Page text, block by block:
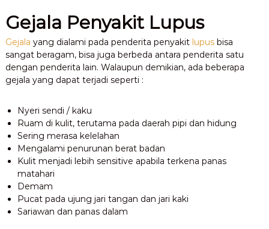
Gejala Penyakit Lupus
Gejala yang dialami pada penderita penyakit lupusbisa
sangat beragam, bisa juga berbeda antara penderita satu
dengan penderita lain. Walaupun demikian, ada beberapa
gejala yang dapat terjadi seperti :
Nyeri sendi / kaku
Ruam di kulit, terutama pada daerah pipi dan hidung
Sering merasa kelelahan
Mengalami penurunan berat badan
Kulit menjadi lebih sensitive apabila terkena panas
matahari
Demam
Pucat pada ujung jari tangan dan jari kaki
Sariawan dan panas dalam